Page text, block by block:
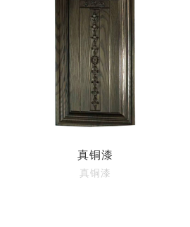
真铜漆
真铜漆